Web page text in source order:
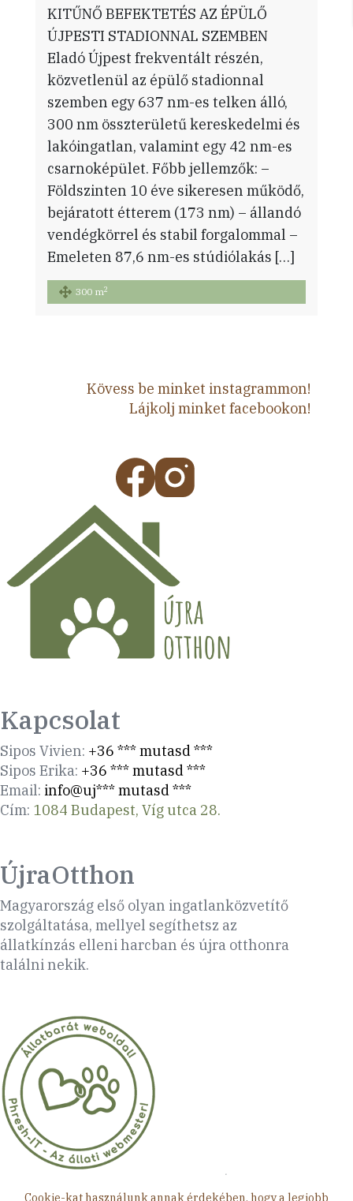
Cookie-kat használunk annak érdekében, hogy a legjobb
KITŰNŐ BEFEKTETÉS AZ ÉPÜLŐ
ÚJPESTI STADIONNAL SZEMBEN
Eladó Újpest frekventált részén,
közvetlenül az épülő stadionnal
szemben egy 637 nm-es telken álló,
300 nm összterületű kereskedelmi és
lakóingatlan, valamint egy 42 nm-es
csarnoképület. Főbb jellemzők: –
Földszinten 10 éve sikeresen működő,
bejáratott étterem (173 nm) – állandó
vendégkörrel és stabil forgalommal –
Emeleten 87,6 nm-es stúdiólakás […]
300 m2
Kövess be minket instagrammon!
Lájkolj minket facebookon!
Kapcsolat
Sipos Vivien: +36 *** mutasd ***
Sipos Erika: +36 *** mutasd ***
Email: info@uj*** mutasd ***
Cím: 1084 Budapest, Víg utca 28.
ÚjraOtthon
Magyarország első olyan ingatlanközvetítő
szolgáltatása, mellyel segíthetsz az
állatkínzás elleni harcban és újra otthonra
találni nekik.